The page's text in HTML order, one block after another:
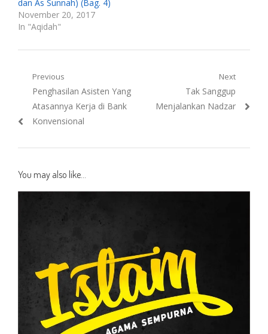
dan As Sunnah) (Bag. 4)
November 20, 2017
In "Aqidah"
Post
navigation
Previous
Previous
post:
Penghasilan Asisten Yang
Atasannya Kerja di Bank
Konvensional
Next
Next
post:
Tak Sanggup
Menjalankan Nadzar
You may also like...